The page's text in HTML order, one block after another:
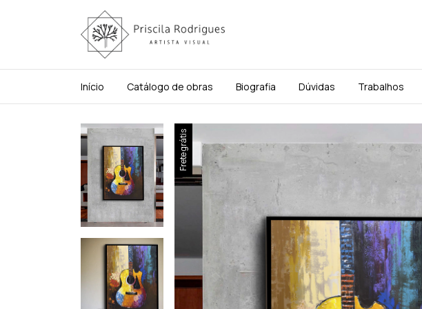
Início Catálogo de obras Biografia Dúvidas Trabalhos
Frete grátis